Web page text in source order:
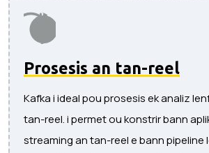
Prosesis an tan-reel
Kafka i ideal pou prosesis ek analiz
tan-reel. i permet ou konstrir bann
streaming an tan-reel e bann pipeline